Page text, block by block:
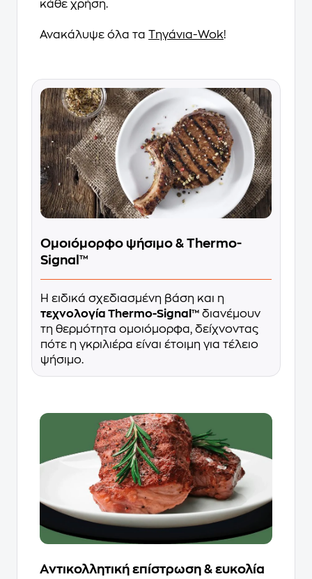
κάθε χρήση.
Ανακάλυψε όλα τα Τηγάνια-Wok!
Ομοιόμορφο ψήσιμο & Thermo-
Signal™
Η ειδικά σχεδιασμένη βάση και η
τεχνολογία Thermo-Signal™ διανέμουν
τη θερμότητα ομοιόμορφα, δείχνοντας
πότε η γκριλιέρα είναι έτοιμη για τέλειο
ψήσιμο.
Αντικολλητική επίστρωση & ευκολία